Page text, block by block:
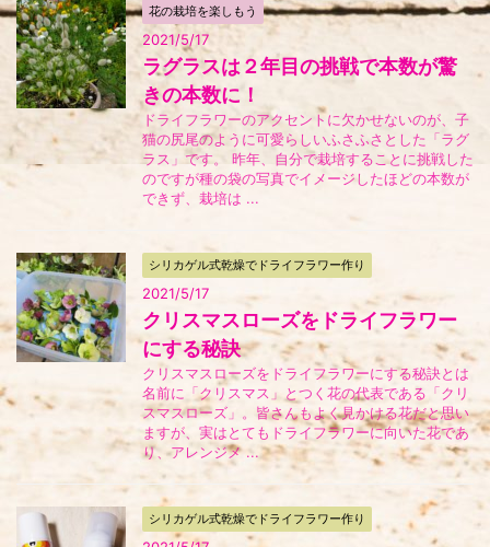
花の栽培を楽しもう
2021/5/17
ラグラスは２年目の挑戦で本数が驚
きの本数に！
ドライフラワーのアクセントに欠かせないのが、子
猫の尻尾のように可愛らしいふさふさとした「ラグ
ラス」です。 昨年、自分で栽培することに挑戦した
のですが種の袋の写真でイメージしたほどの本数が
できず、栽培は ...
シリカゲル式乾燥でドライフラワー作り
2021/5/17
クリスマスローズをドライフラワー
にする秘訣
クリスマスローズをドライフラワーにする秘訣とは
名前に「クリスマス」とつく花の代表である「クリ
スマスローズ」。皆さんもよく見かける花だと思い
ますが、実はとてもドライフラワーに向いた花であ
り、アレンジメ ...
シリカゲル式乾燥でドライフラワー作り